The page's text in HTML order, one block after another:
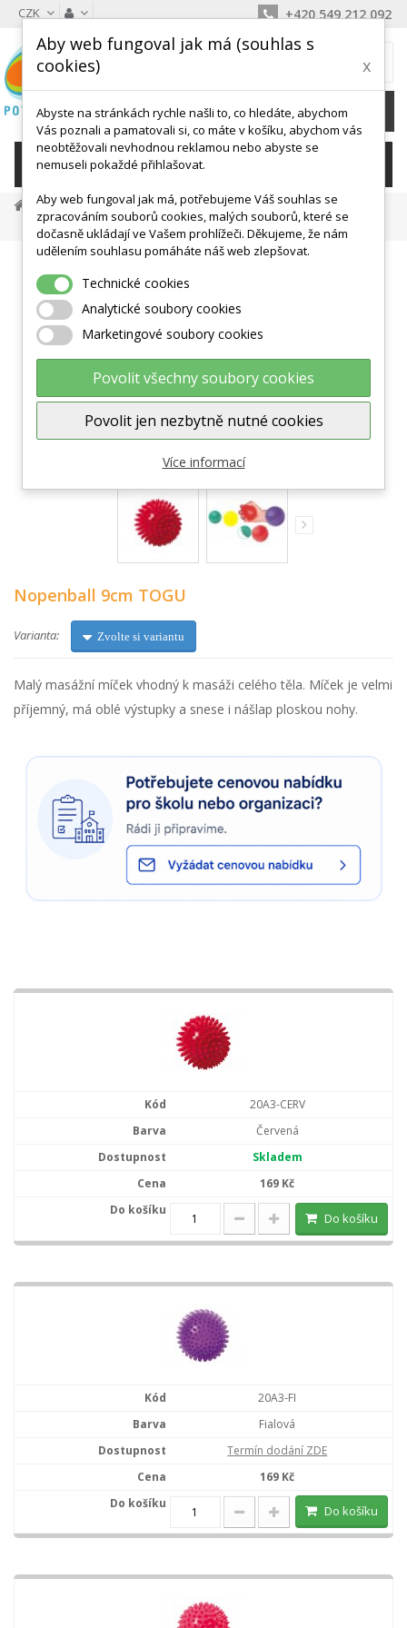
CZK +420 549 212 092
0 Kč
KATEGORIE
Masáž A Antistress
Relax A Antistress
Nopenball 9cm TOGU
Zobrazit větší
Nopenball 9cm TOGU
Varianta: Zvolte si variantu
Malý masážní míček vhodný k masáži celého těla. Míček je velmi
příjemný, má oblé výstupky a snese i nášlap ploskou nohy.
20A3-CERV
Červená
Skladem
169 Kč
Do košíku
20A3-FI
Fialová
Termín dodání ZDE
169 Kč
Do košíku
Aby web fungoval jak má (souhlas s
cookies)
x
Abyste na stránkách rychle našli to, co hledáte, abychom
Vás poznali a pamatovali si, co máte v košíku, abychom vás
neobtěžovali nevhodnou reklamou nebo abyste se
nemuseli pokaždé přihlašovat.
Aby web fungoval jak má, potřebujeme Váš souhlas se
zpracováním souborů cookies, malých souborů, které se
dočasně ukládají ve Vašem prohlížeči. Děkujeme, že nám
udělením souhlasu pomáháte náš web zlepšovat.
Technické cookies
Analytické soubory cookies
Marketingové soubory cookies
Povolit všechny soubory cookies
Povolit jen nezbytně nutné cookies
Více informací